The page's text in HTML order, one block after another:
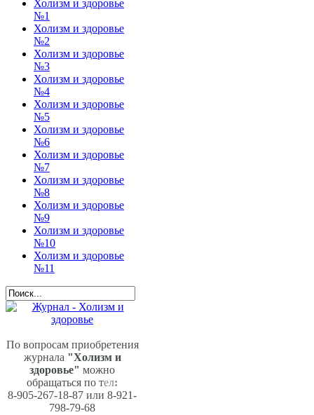
Холизм и здоровье
№1
Холизм и здоровье
№2
Холизм и здоровье
№3
Холизм и здоровье
№4
Холизм и здоровье
№5
Холизм и здоровье
№6
Холизм и здоровье
№7
Холизм и здоровье
№8
Холизм и здоровье
№9
Холизм и здоровье
№10
Холизм и здоровье
№11
По вопросам приобретения
журнала "Холизм и
здоровье" можно
обращаться по тел:
8-905-267-18-87 или 8-921-
798-79-68